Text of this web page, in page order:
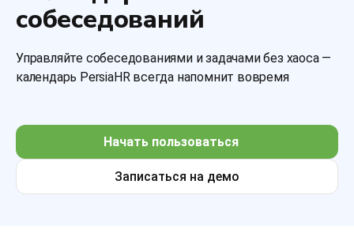
собеседований
Управляйте собеседованиями и задачами без хаоса —
календарь PersiaHR всегда напомнит вовремя
Начать пользоваться
Записаться на демо